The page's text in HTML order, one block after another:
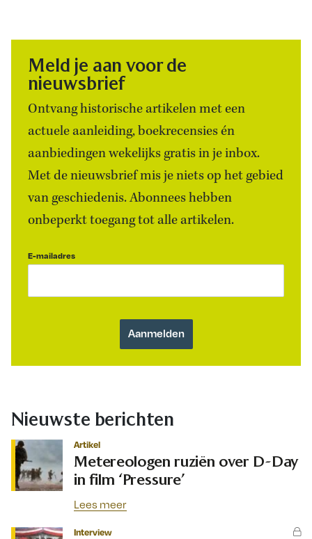
Meld je aan voor de
nieuwsbrief
Ontvang historische artikelen met een
actuele aanleiding, boekrecensies én
aanbiedingen wekelijks gratis in je inbox.
Met de nieuwsbrief mis je niets op het gebied
van geschiedenis. Abonnees hebben
onbeperkt toegang tot alle artikelen.
E-mailadres
Nieuwste berichten
Artikel
Metereologen ruziën over D-Day
in film ‘Pressure’
Lees meer
Interview